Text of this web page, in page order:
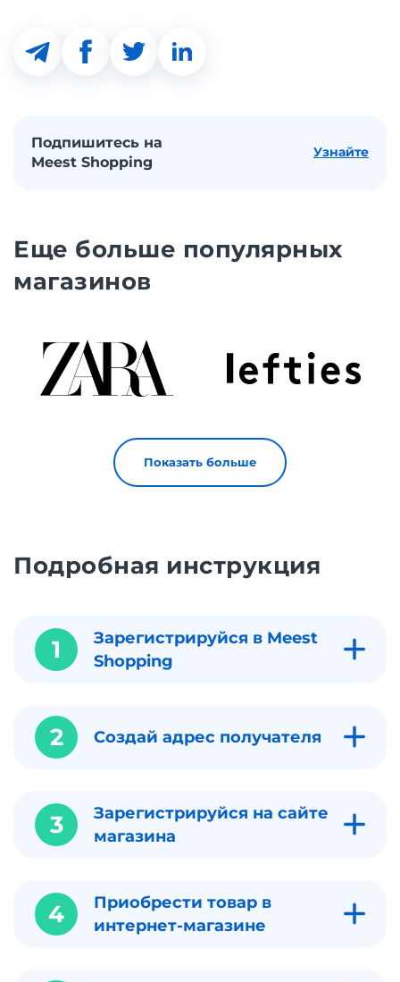
Подпишитесь на
Meest Shopping
Узнайте
Еще больше популярных
магазинов
Показать больше
Подробная инструкция
1
Зарегистрируйся в Meest
Shopping
2 Создай адрес получателя
3
Зарегистрируйся на сайте
магазина
4
Приобрести товар в
интернет-магазине